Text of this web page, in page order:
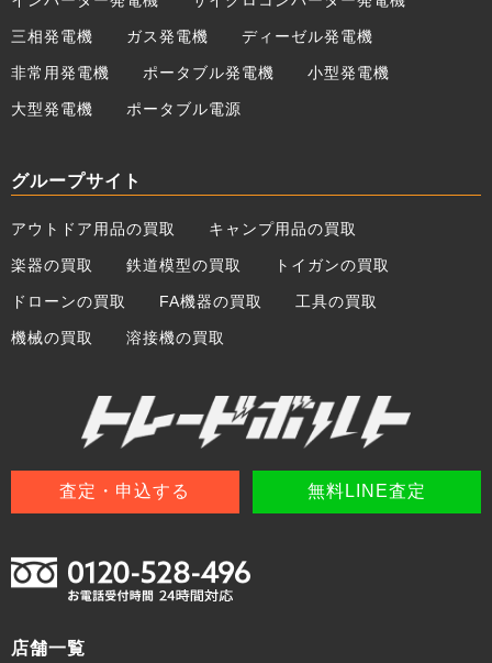
査定・申込する 無料LINE査定
店舗一覧
三相発電機 ガス発電機 ディーゼル発電機
非常用発電機 ポータブル発電機 小型発電機
大型発電機 ポータブル電源
グループサイト
アウトドア用品の買取 キャンプ用品の買取
楽器の買取 鉄道模型の買取 トイガンの買取
ドローンの買取 FA機器の買取 工具の買取
機械の買取 溶接機の買取